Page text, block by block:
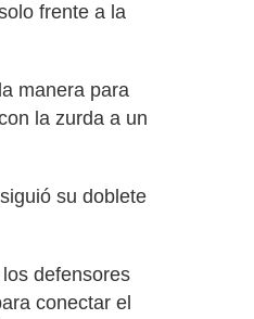
frente a la
manera para
la zurda a un
su doblete
defensores
conectar el